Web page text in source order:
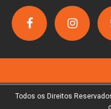
Todos os Direitos